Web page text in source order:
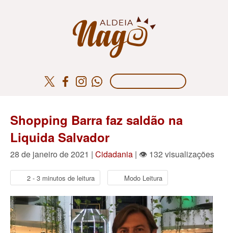
Shopping Barra faz saldão na
Liquida Salvador
28 de janeiro de 2021 | Cidadania | 👁 132 visualizações
2 - 3 minutos de leitura Modo Leitura